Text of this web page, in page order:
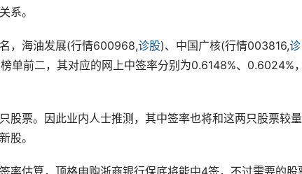
系。
，海油发展(行情600968,诊股)、中国广核(行情003816,诊
单前二，其对应的网上中签率分别为0.6148%、0.6024%
票。因此业内人士推测，其中签率也将和这两只股票较
股。
估算，顶格申购浙商银行保底将能中4签，不过需要的股